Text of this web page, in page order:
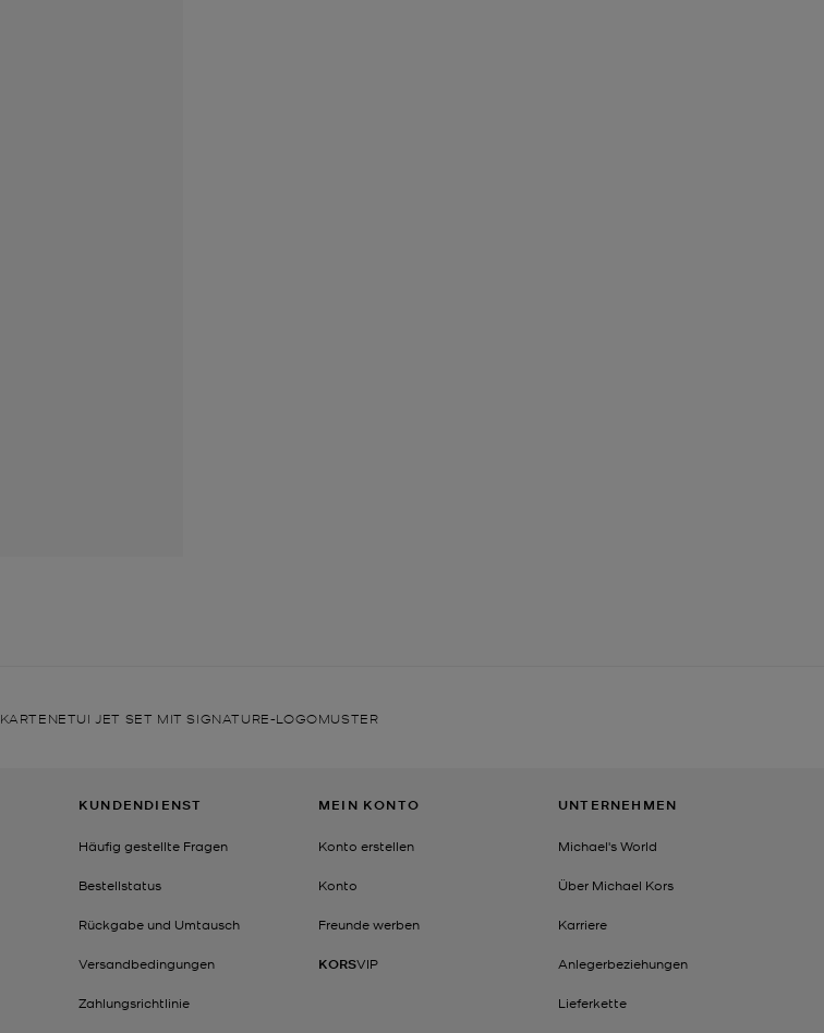
KARTENETUI JET SET MIT SIGNATURE-LOGOMUSTER
KUNDENDIENST
Häufig gestellte Fragen
Bestellstatus
Rückgabe und Umtausch
Versandbedingungen
Zahlungsrichtlinie
MEIN KONTO
Konto erstellen
Konto
Freunde werben
KORSVIP
UNTERNEHMEN
Michael's World
Über Michael Kors
Karriere
Anlegerbeziehungen
Lieferkette